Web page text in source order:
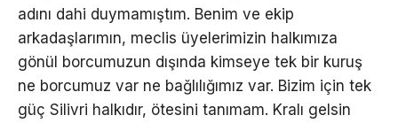
adını dahi duymamıştım. Benim ve ekip
arkadaşlarımın, meclis üyelerimizin halkımıza
gönül borcumuzun dışında kimseye tek bir kuruş
ne borcumuz var ne bağlılığımız var. Bizim için tek
güç Silivri halkıdır, ötesini tanımam. Kralı gelsin